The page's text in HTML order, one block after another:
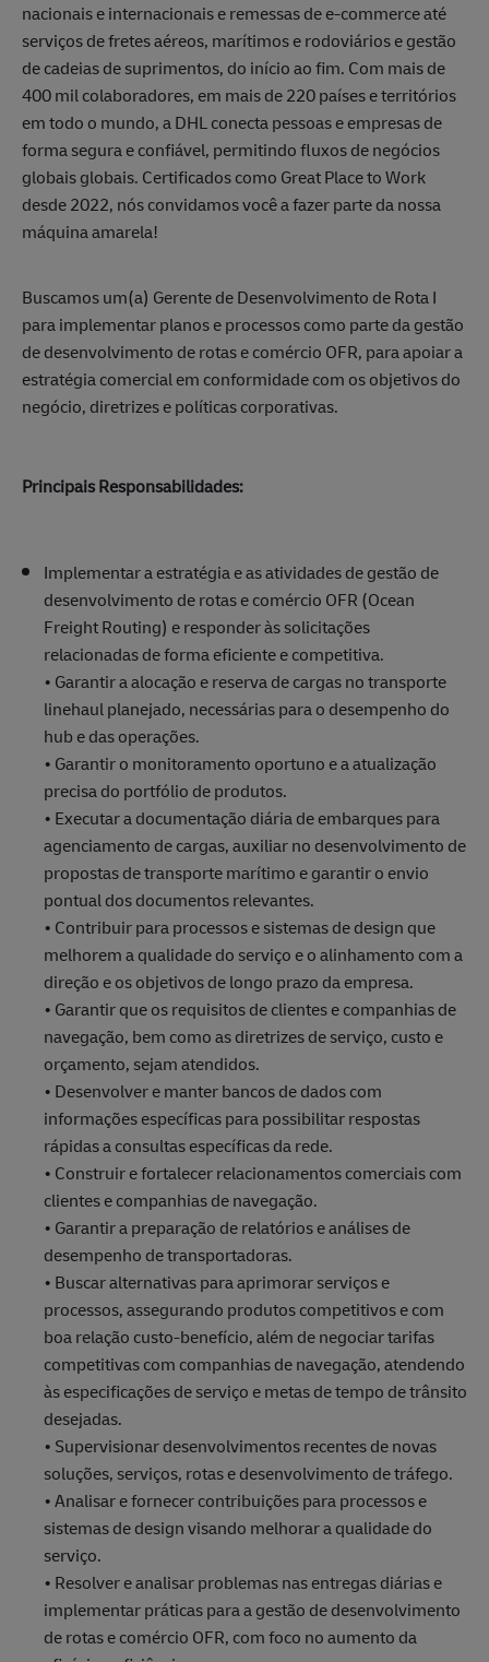
nacionais e internacionais e remessas de e-commerce até
serviços de fretes aéreos, marítimos e rodoviários e gestão
de cadeias de suprimentos, do início ao fim. Com mais de
400 mil colaboradores, em mais de 220 países e territórios
em todo o mundo, a DHL conecta pessoas e empresas de
forma segura e confiável, permitindo fluxos de negócios
globais globais. Certificados como Great Place to Work
desde 2022, nós convidamos você a fazer parte da nossa
máquina amarela!
Buscamos um(a) Gerente de Desenvolvimento de Rota I
para implementar planos e processos como parte da gestão
de desenvolvimento de rotas e comércio OFR, para apoiar a
estratégia comercial em conformidade com os objetivos do
negócio, diretrizes e políticas corporativas.
Principais Responsabilidades:
Implementar a estratégia e as atividades de gestão de
desenvolvimento de rotas e comércio OFR (Ocean
Freight Routing) e responder às solicitações
relacionadas de forma eficiente e competitiva.
• Garantir a alocação e reserva de cargas no transporte
linehaul planejado, necessárias para o desempenho do
hub e das operações.
• Garantir o monitoramento oportuno e a atualização
precisa do portfólio de produtos.
• Executar a documentação diária de embarques para
agenciamento de cargas, auxiliar no desenvolvimento de
propostas de transporte marítimo e garantir o envio
pontual dos documentos relevantes.
• Contribuir para processos e sistemas de design que
melhorem a qualidade do serviço e o alinhamento com a
direção e os objetivos de longo prazo da empresa.
• Garantir que os requisitos de clientes e companhias de
navegação, bem como as diretrizes de serviço, custo e
orçamento, sejam atendidos.
• Desenvolver e manter bancos de dados com
informações específicas para possibilitar respostas
rápidas a consultas específicas da rede.
• Construir e fortalecer relacionamentos comerciais com
clientes e companhias de navegação.
• Garantir a preparação de relatórios e análises de
desempenho de transportadoras.
• Buscar alternativas para aprimorar serviços e
processos, assegurando produtos competitivos e com
boa relação custo-benefício, além de negociar tarifas
competitivas com companhias de navegação, atendendo
às especificações de serviço e metas de tempo de trânsito
desejadas.
• Supervisionar desenvolvimentos recentes de novas
soluções, serviços, rotas e desenvolvimento de tráfego.
• Analisar e fornecer contribuições para processos e
sistemas de design visando melhorar a qualidade do
serviço.
• Resolver e analisar problemas nas entregas diárias e
implementar práticas para a gestão de desenvolvimento
de rotas e comércio OFR, com foco no aumento da